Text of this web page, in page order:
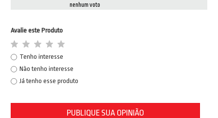
nenhum voto
Avalie este Produto
Tenho interesse
Não tenho interesse
Já tenho esse produto
PUBLIQUE SUA OPINIÃO